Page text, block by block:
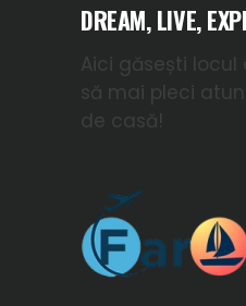
DREAM, LIVE,
Aici găsești locul
să mai pleci
de casă!